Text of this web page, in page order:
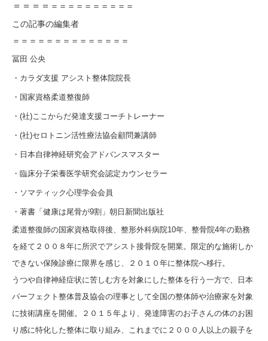
＝＝＝＝ ＝＝＝＝＝＝＝＝＝＝
この記事の編集者
＝＝＝＝＝＝＝＝＝＝＝＝＝＝
冨田 公央
・カラダ支援 アシスト整体院院長
・国家資格柔道整復師
・(社)ここからだ発達支援コーチトレーナー
・(社)セロトニン活性療法協会顧問兼講師
・日本自律神経研究会アドバンスマスター
・臨床分子栄養医学研究会認定カウンセラー
・ソマティック心理学会会員
・著書「健康は尾骨が9割」朝日新聞出版社
柔道整復師の国家資格取得後、整形外科病院10年、整骨院4年の勤務
を経て２００８年に所沢でアシスト接骨院を開業。限定的な施術しか
できない保険診療に限界を感じ、２０１０年に整体院へ移行。
うつや自律神経症状に苦しむ方を対象にした整体を行う一方で、日本
パーフェクト整体普及協会の理事として全国の整体師や治療家を対象
に技術講座を開催。２０１５年より、発達障害のお子さんの体のお困
り感に特化した整体に取り組み、これまでに２０００人以上の親子を